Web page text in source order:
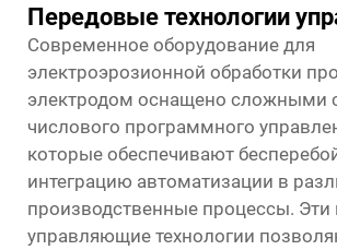
Передовые технологии
Современное оборудование для
электроэрозионной обработки
электродом оснащено сложными
числового программного
которые обеспечивают
интеграцию автоматизации в
производственные процессы.
управляющие технологии